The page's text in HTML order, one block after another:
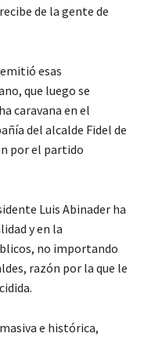
de la gente de
esas
que luego se
caravana en el
del alcalde Fidel de
por el partido
Luis Abinader ha
y en la
no importando
razón por la que le
e histórica,